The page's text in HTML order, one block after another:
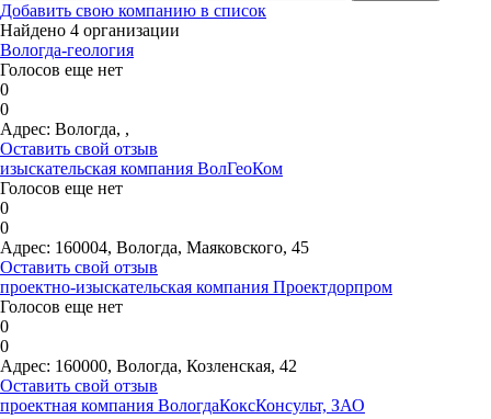
Добавить свою компанию в список
Найдено 4 организации
Вологда-геология
Голосов еще нет
0
0
Адрес: Вологда, ,
Оставить свой отзыв
изыскательская компания ВолГеоКом
Голосов еще нет
0
0
Адрес: 160004, Вологда, Маяковского, 45
Оставить свой отзыв
проектно-изыскательская компания Проектдорпром
Голосов еще нет
0
0
Адрес: 160000, Вологда, Козленская, 42
Оставить свой отзыв
проектная компания ВологдаКоксКонсульт, ЗАО